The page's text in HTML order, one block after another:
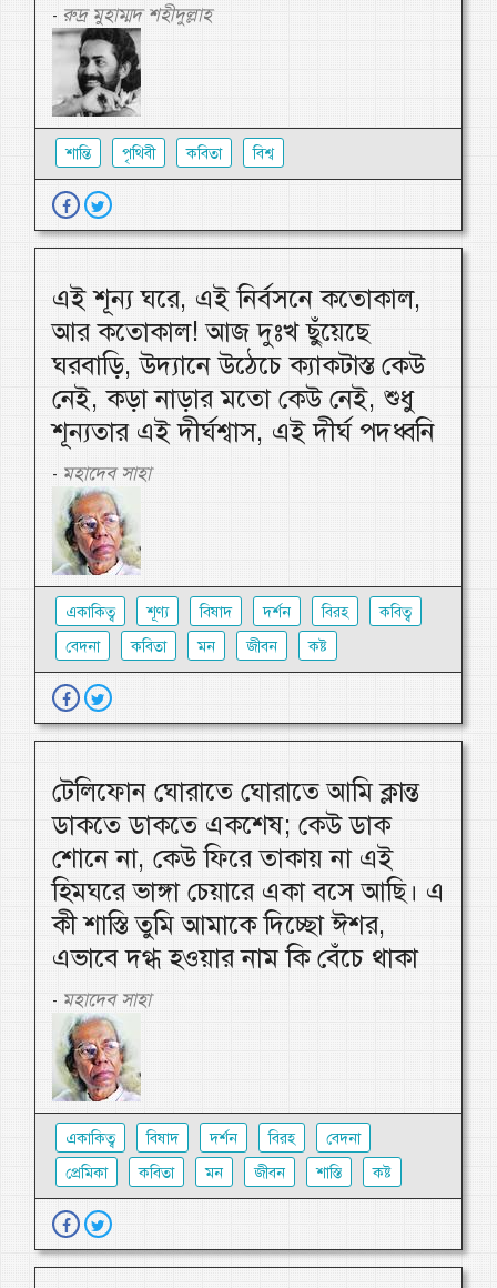
- রুদ্র মুহাম্মদ শহীদুল্লাহ
শান্তি পৃথিবী কবিতা বিশ্ব
এই শূন্য ঘরে, এই নির্বসনে কতোকাল,
আর কতোকাল! আজ দুঃখ ছুঁয়েছে
ঘরবাড়ি, উদ্যানে উঠেচে ক্যাকটাস্ত কেউ
নেই, কড়া নাড়ার মতো কেউ নেই, শুধু
শূন্যতার এই দীর্ঘশ্বাস, এই দীর্ঘ পদধ্বনি
- মহাদেব সাহা
একাকিত্ব শূণ্য বিষাদ দর্শন বিরহ
কবিত্ব
বেদনা
কবিতা মন জীবন কষ্ট
টেলিফোন ঘোরাতে ঘোরাতে আমি ক্লান্ত
ডাকতে ডাকতে একশেষ; কেউ ডাক
শোনে না, কেউ ফিরে তাকায় না এই
হিমঘরে ভাঙ্গা চেয়ারে একা বসে আছি। এ
কী শাস্তি তুমি আমাকে দিচ্ছো ঈশর,
এভাবে দগ্ধ হওয়ার নাম কি বেঁচে থাকা
- মহাদেব সাহা
একাকিত্ব বিষাদ দর্শন বিরহ
বেদনা
প্রেমিকা
কবিতা মন জীবন শাস্তি কষ্ট